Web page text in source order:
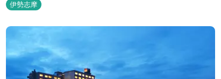
伊勢志摩